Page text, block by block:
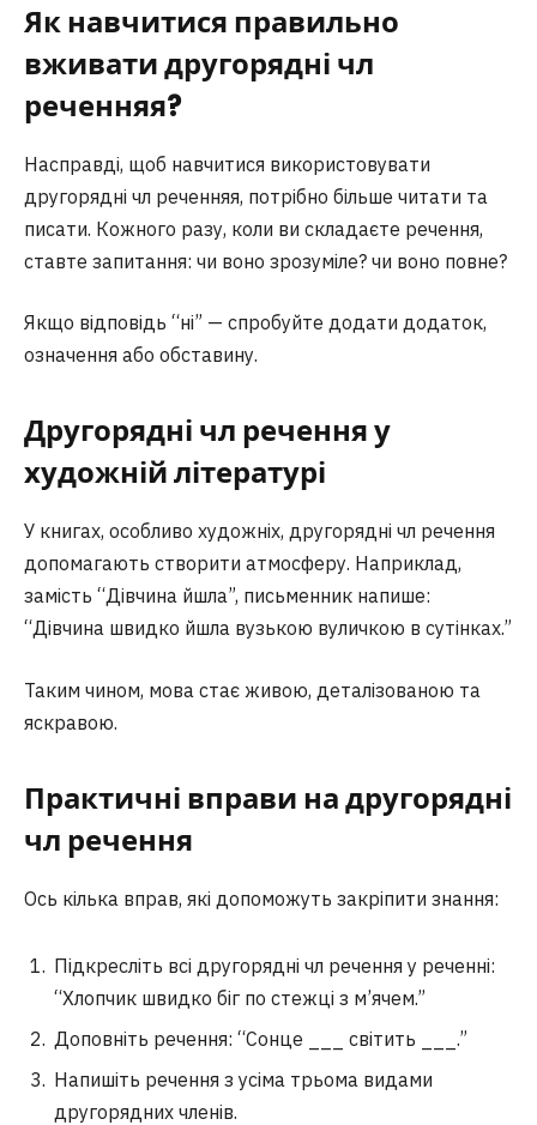
Як навчитися правильно
вживати другорядні чл
реченняя?
Насправді, щоб навчитися використовувати
другорядні чл реченняя, потрібно більше читати та
писати. Кожного разу, коли ви складаєте речення,
ставте запитання: чи воно зрозуміле? чи воно повне?
Якщо відповідь “ні” — спробуйте додати додаток,
означення або обставину.
Другорядні чл речення у
художній літературі
У книгах, особливо художніх, другорядні чл речення
допомагають створити атмосферу. Наприклад,
замість “Дівчина йшла”, письменник напише:
“Дівчина швидко йшла вузькою вуличкою в сутінках.”
Таким чином, мова стає живою, деталізованою та
яскравою.
Практичні вправи на другорядні
чл речення
Ось кілька вправ, які допоможуть закріпити знання:
Підкресліть всі другорядні чл речення у реченні:
“Хлопчик швидко біг по стежці з м’ячем.”
Доповніть речення: “Сонце ___ світить ___.”
Напишіть речення з усіма трьома видами
другорядних членів.